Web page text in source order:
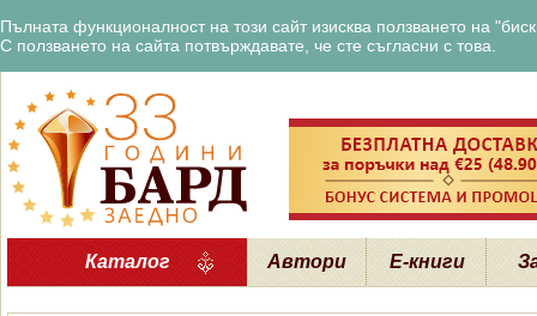
Пълната функционалност на този сайт изисква ползването на
С ползването на сайта потвърждавате, че сте съгласни с това.
Каталог Автори Е-книги